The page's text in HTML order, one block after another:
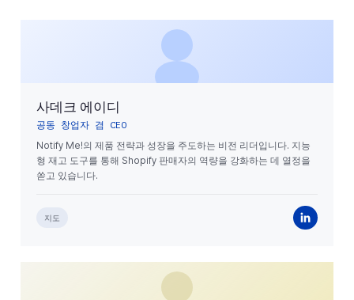
사데크 에이디
공동 창업자 겸 CEO
Notify Me!의 제품 전략과 성장을 주도하는 비전 리더입니다. 지능
형 재고 도구를 통해 Shopify 판매자의 역량을 강화하는 데 열정을
쏟고 있습니다.
지도